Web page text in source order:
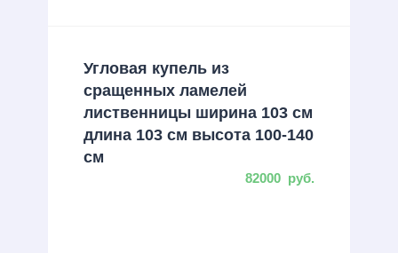
Угловая купель из
сращенных ламелей
лиственницы ширина 103 см
длина 103 см высота 100-140
см
82000 руб.